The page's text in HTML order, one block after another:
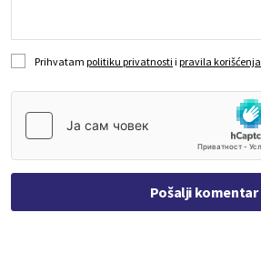
Prihvatam politiku privatnosti i pravila korišćenja
Pošalji komentar